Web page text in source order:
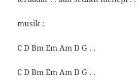
musik :
C D Bm Em Am D G . .
C D Bm Em Am D G . .